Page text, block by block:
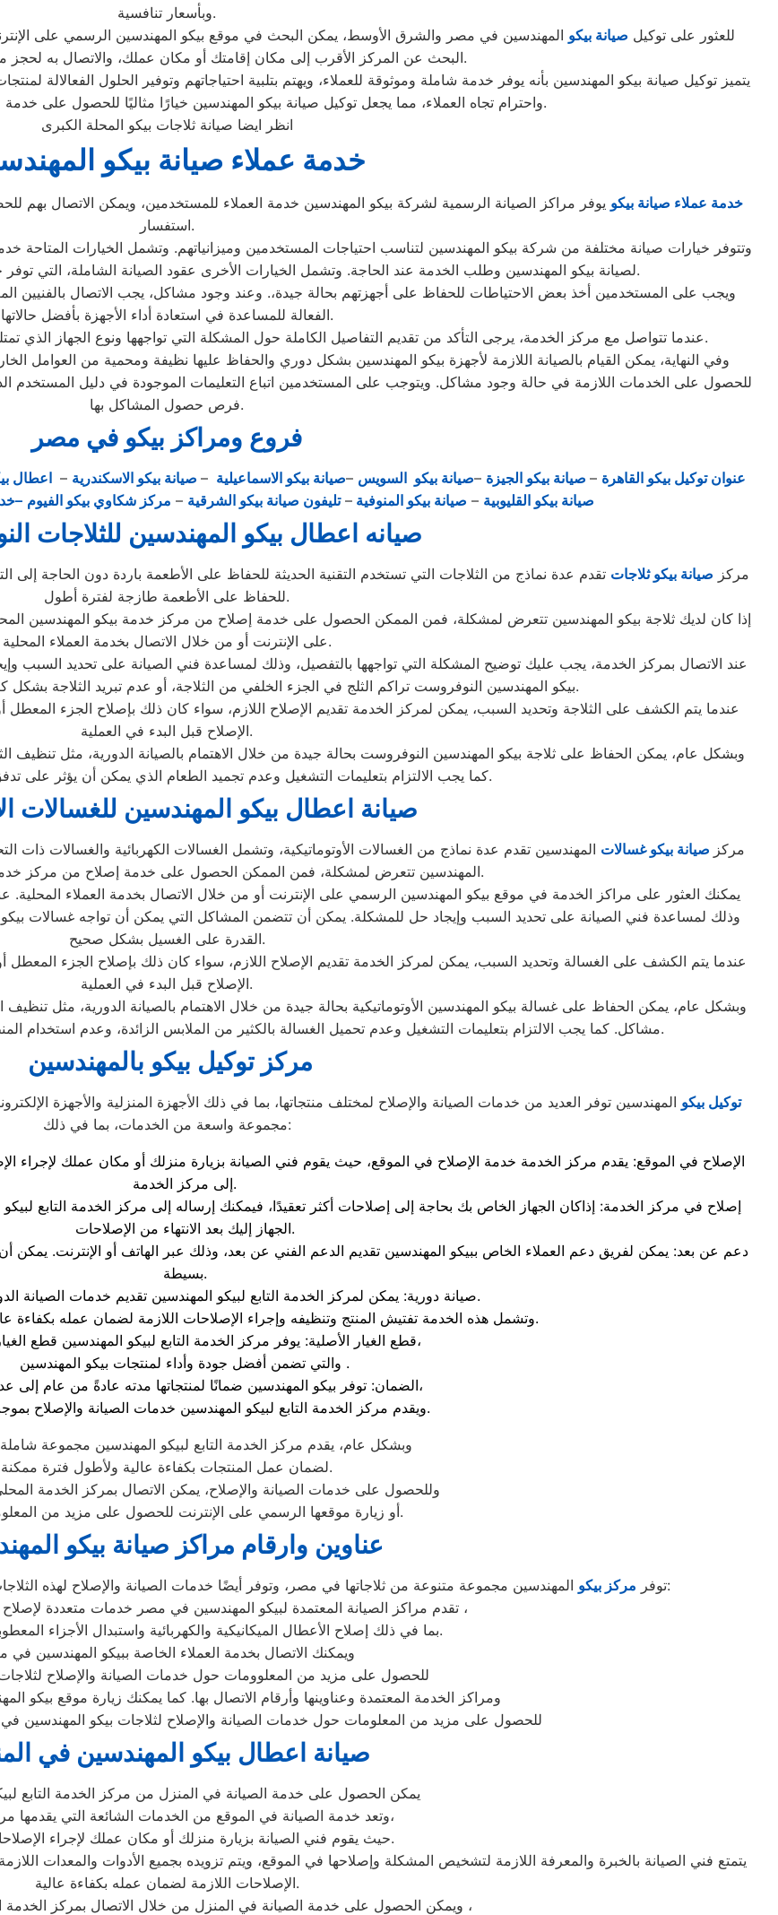
وبأسعار تنافسية.
للعثور على توكيل صيانة بيكو المهندسين في مصر والشرق الأوسط، يمكن البحث في موقع بيكو المهندسين الرسمي على
البحث عن المركز الأقرب إلى مكان إقامتك أو مكان عملك، والاتصال به لحجز موعد للصيانة أو الإصلاح.
يتميز توكيل صيانة بيكو المهندسين بأنه يوفر خدمة شاملة وموثوقة للعملاء، ويهتم بتلبية احتياجاتهم وتوفير الحلول الفعالالة
واحترام تجاه العملاء، مما يجعل توكيل صيانة بيكو المهندسين خيارًا مثاليًا للحصول على خدمة صيانة وإصلاح عالية الجودة للمنتجات.
انظر ايضا صيانة ثلاجات بيكو المحلة الكبرى
خدمة عملاء صيانة بيكو
خدمة عملاء صيانة بيكو يوفر مراكز الصيانة الرسمية لشركة بيكو المهندسين خدمة العملاء للمستخدمين، ويمكن الاتصال
استفسار.
وتتوفر خيارات صيانة مختلفة من شركة بيكو المهندسين لتناسب احتياجات المستخدمين وميزانياتهم. وتشمل الخيارات المتاحة
لصيانة بيكو المهندسين وطلب الخدمة عند الحاجة. وتشمل الخيارات الأخرى عقود الصيانة الشاملة، التي توفر خدمة صيانة دورية واستباقية للأجهزة بمعدلات محددة.
ويجب على المستخدمين أخذ بعض الاحتياطات للحفاظ على أجهزتهم بحالة جيدة،. وعند وجود مشاكل، يجب الاتصال بالفنيين
الفعالة للمساعدة في استعادة أداء الأجهزة بأفضل حالاتها.
عندما تتواصل مع مركز الخدمة، يرجى التأكد من تقديم التفاصيل الكاملة حول المشكلة التي تواجهها ونوع الجهاز الذي تمتلكه، حتى يتمكنوا منتقديم الدعم اللازم بشكل أفضل وأكثر فعالية.
وفي النهاية، يمكن القيام بالصيانة اللازمة لأجهزة بيكو المهندسين بشكل دوري والحفاظ عليها نظيفة ومحمية من العوامل
للحصول على الخدمات اللازمة في حالة وجود مشاكل. ويتوجب على المستخدمين اتباع التعليمات الموجودة في دليل المستخدم الذي
فرص حصول المشاكل بها.
فروع ومراكز بيكو في مصر
عنوان توكيل بيكو القاهرة – صيانة بيكو الجيزة –صيانة بيكو السويس –صيانة بيكو الاسماعيلية – صيانة بيكو الاسكندرية – اعطال
صيانة بيكو القليوبية – صيانة بيكو المنوفية –تليفون صيانة بيكو الشرقية – مركز شكاوي بيكو الفيوم
صيانه اعطال بيكو المهندسين للثلاجات
مركز صيانة بيكو ثلاجات تقدم عدة نماذج من الثلاجات التي تستخدم التقنية الحديثة للحفاظ على الأطعمة باردة دون الحاجة إلى
للحفاظ على الأطعمة طازجة لفترة أطول.
إذا كان لديك ثلاجة بيكو المهندسين تتعرض لمشكلة، فمن الممكن الحصول على خدمة إصلاح من مركز خدمة بيكو المهندسين
على الإنترنت أو من خلال الاتصال بخدمة العملاء المحلية.
عند الاتصال بمركز الخدمة، يجب عليك توضيح المشكلة التي تواجهها بالتفصيل، وذلك لمساعدة فني الصيانة على تحديد السبب
بيكو المهندسين النوفروست تراكم الثلج في الجزء الخلفي من الثلاجة، أو عدم تبريد الثلاجة بشكل كافٍ، أو صوت غير طبيعي يصدر من الثلاجة.
عندما يتم الكشف على الثلاجة وتحديد السبب، يمكن لمركز الخدمة تقديم الإصلاح اللازم، سواء كان ذلك بإصلاح الجزء المعطل
الإصلاح قبل البدء في العملية.
وبشكل عام، يمكن الحفاظ على ثلاجة بيكو المهندسين النوفروست بحالة جيدة من خلال الاهتمام بالصيانة الدورية، مثل تنظيف
كما يجب الالتزام بتعليمات التشغيل وعدم تجميد الطعام الذي يمكن أن يؤثر على تدفق الهواء البارد داخل الثلاجة.
صيانة اعطال بيكو المهندسين للغسالات
مركز صيانة بيكو غسالات المهندسين تقدم عدة نماذج من الغسالات الأوتوماتيكية، وتشمل الغسالات الكهربائية والغسالات ذات
المهندسين تتعرض لمشكلة، فمن الممكن الحصول على خدمة إصلاح من مركز خدمة بيكو المهندسين المحلي.
يمكنك العثور على مراكز الخدمة في موقع بيكو المهندسين الرسمي على الإنترنت أو من خلال الاتصال بخدمة العملاء المحلية.
وذلك لمساعدة فني الصيانة على تحديد السبب وإيجاد حل للمشكلة. يمكن أن تتضمن المشاكل التي يمكن أن تواجه غسالات بيكو
القدرة على الغسيل بشكل صحيح.
عندما يتم الكشف على الغسالة وتحديد السبب، يمكن لمركز الخدمة تقديم الإصلاح اللازم، سواء كان ذلك بإصلاح الجزء المعطل
الإصلاح قبل البدء في العملية.
وبشكل عام، يمكن الحفاظ على غسالة بيكو المهندسين الأوتوماتيكية بحالة جيدة من خلال الاهتمام بالصيانة الدورية، مثل
مشاكل. كما يجب الالتزام بتعليمات التشغيل وعدم تحميل الغسالة بالكثير من الملابس الزائدة، وعدم استخدام المنظفات والمواد الكيميائية التي قد تتسبب في تلف الغسالة.
مركز توكيل بيكو بالمهندسين
توكيل بيكو المهندسين توفر العديد من خدمات الصيانة والإصلاح لمختلف منتجاتها، بما في ذلك الأجهزة المنزلية والأجهزة
مجموعة واسعة من الخدمات، بما في ذلك:
الإصلاح في الموقع: يقدم مركز الخدمة خدمة الإصلاح في الموقع، حيث يقوم فني الصيانة بزيارة منزلك أو مكان عملك لإجراء
إلى مركز الخدمة.
إصلاح في مركز الخدمة: إذاكان الجهاز الخاص بك بحاجة إلى إصلاحات أكثر تعقيدًا، فيمكنك إرساله إلى مركز الخدمة التابع
الجهاز إليك بعد الانتهاء من الإصلاحات.
دعم عن بعد: يمكن لفريق دعم العملاء الخاص ببيكو المهندسين تقديم الدعم الفني عن بعد، وذلك عبر الهاتف أو الإنترنت.
بسيطة.
صيانة دورية: يمكن لمركز الخدمة التابع لبيكو المهندسين تقديم خدمات الصيانة الدورية لجميع منتجاتها.
وتشمل هذه الخدمة تفتيش المنتج وتنظيفه وإجراء الإصلاحات اللازمة لضمان عمله بكفاءة عالية وتأمين عمر أطول للجهاز.
قطع الغيار الأصلية: يوفر مركز الخدمة التابع لبيكو المهندسين قطع الغيار الأصلية،
والتي تضمن أفضل جودة وأداء لمنتجات بيكو المهندسين .
الضمان: توفر بيكو المهندسين ضمانًا لمنتجاتها مدته عادةً من عام إلى عدة سنوات،
ويقدم مركز الخدمة التابع لبيكو المهندسين خدمات الصيانة والإصلاح بموجب الضمان.
وبشكل عام، يقدم مركز الخدمة التابع لبيكو المهندسين مجموعة
لضمان عمل المنتجات بكفاءة عالية ولأطول فترة ممكنة.
وللحصول على خدمات الصيانة والإصلاح، يمكن الاتصال بمركز الخدمة
أو زيارة موقعها الرسمي على الإنترنت للحصول على مزيد من المعلومات والدعم.
عناوين وارقام مراكز صيانة بيكو
توفر مركز بيكو
المهندسين مجموعة متنوعة من ثلاجاتها في مصر، وتوفر أيضًا خدمات الصيانة والإصلاح لهذه الثلاجات من خلال مراكز الخدمة المعتمدة. ومن بين هذه المراكز:
تقدم مراكز الصيانة المعتمدة لبيكو المهندسين في مصر خدمات متعددة لإصلاح ثلاجات بيكو المهندسين ،
بما في ذلك إصلاح الأعطال الميكانيكية والكهربائية واستبدال الأجزاء المعطوبة والصيانة الدورية.
ويمكنك الاتصال بخدمة العملاء الخاصة ببيكو المهندسين في
للحصول على مزيد من المعلوومات حول خدمات الصيانة والإصلاح
ومراكز الخدمة المعتمدة وعناوينها وأرقام الاتصال بها. كما يمكنك زيارة موقع بيكو
للحصول على مزيد من المعلومات حول خدمات الصيانة والإصلاح لثلاجات بيكو المهندسين
صيانة اعطال بيكو المهندسين في
، يمكن الحصول على خدمة الصيانة في المنزل من مركز الخدمة التابع
وتعد خدمة الصيانة في الموقع من الخدمات الشائعة التي يقدمها مركز الخدمة،
حيث يقوم فني الصيانة بزيارة منزلك أو مكان عملك لإجراء الإصلاحات اللازمة.
يتمتع فني الصيانة بالخبرة والمعرفة اللازمة لتشخيص المشكلة وإصلاحها في الموقع، ويتم تزويده بجميع الأدوات والمعدات
الإصلاحات اللازمة لضمان عمله بكفاءة عالية.
ويمكن الحصول على خدمة الصيانة في المنزل من خلال الاتصال بمركز الخدمة المحلي لبيكو المهندسين ،